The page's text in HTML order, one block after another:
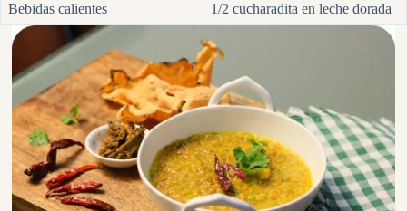
Bebidas calientes 1/2 cucharadita en leche dorada